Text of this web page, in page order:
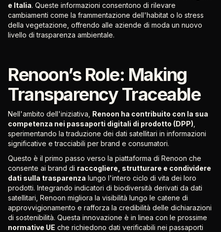
e Italia. Queste informazioni consentono di rilevare
cambiamenti come la frammentazione dell'habitat o lo stress
della vegetazione, offrendo alle aziende di moda un nuovo
livello di trasparenza ambientale.
Renoon’s Role: Making
Transparency Traceable
Nell'ambito dell'iniziativa, Renoon ha contribuito con la sua
competenza nei passaporti digitali di prodotto (DPP)
sperimentando la traduzione dei dati satellitari in informazioni
significative e tracciabili per brand e consumatori.
Questo è il primo passo verso la piattaforma di Renoon che
consente ai brand di raccogliere, strutturare e condividere
dati sulla trasparenza lungo l'intero ciclo di vita dei loro
prodotti. Integrando indicatori di biodiversità derivati da dati
satellitari, Renoon migliora la visibilità lungo le catene di
approvvigionamento e rafforza la credibilità delle dichiarazioni
di sostenibilità. Questa innovazione è in linea con le prossime
normative UE che richiedono dati verificabili nei passaporti